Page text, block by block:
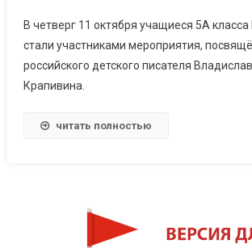
В четверг 11 октября учащиеся 5А
стали участниками мероприятия,
российского детского писателя
Крапивина.
читать полностью